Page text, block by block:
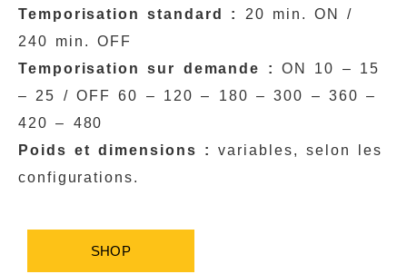
Temporisation standard :
20 min. ON /
240 min. OFF
Temporisation sur demande :
ON 10 – 15
– 25 / OFF 60 – 120 – 180 – 300 – 360 –
420 – 480
Poids et dimensions :
variables, selon les
configurations.
SHOP